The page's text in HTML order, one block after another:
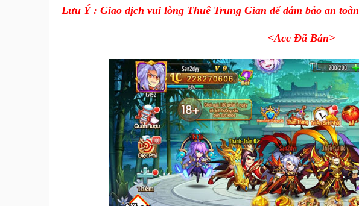
Lưu Ý : Giao dịch vui lòng Thuê Trung Gian để đảm bảo an toàn
<Acc Đã Bán>